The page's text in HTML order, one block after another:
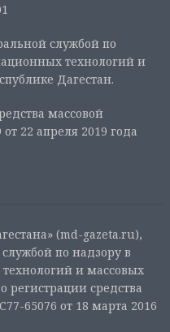
службой по
технологий и
Дагестан.
массовой
22 апреля 2019 года
(md-gazeta.ru),
по надзору в
и массовых
регистрации средства
65076 от 18 марта 2016